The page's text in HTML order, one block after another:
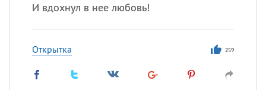
И вдохнул в нее любовь!
Открытка 259